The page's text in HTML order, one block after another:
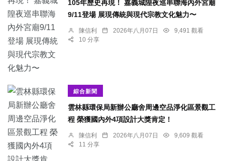
105年歷史再現！ 嘉義城隍夜巡串聯海內外宮廟
9/11登場 展現傳統與現代宗教文化魅力〜
陳信利 2026年八月07日
9,491 觀看
10 分享
綜合新聞
雲林縣環保局新辦公廳舍周邊空品淨化區景觀工
程 榮獲國內外4項設計大獎肯定！
陳信利 2026年八月07日
9,609 觀看
11 分享